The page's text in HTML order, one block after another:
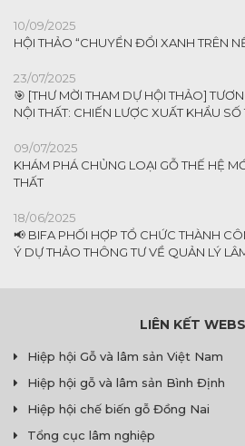
10/09/2025
HỘI THẢO “CHUYỂN ĐỔI XANH TRÊN
23/07/2025
🎯 [THƯ MỜI THAM DỰ HỘI THẢO]
NỘI THẤT: CHIẾN LƯỢC XUẤT KHẨU
09/07/2025
KHÁM PHÁ CHỦNG LOẠI GỖ THẾ HỆ
THẤT
18/06/2025
📢 BIFA PHỐI HỢP TỔ CHỨC THÀNH
Ý DỰ THẢO THÔNG TƯ VỀ QUẢN LÝ
LIÊN KẾT
Hiệp hội Gỗ và lâm sản Việt Nam
Hiệp hội gỗ và lâm sản Bình Định
Hiệp hội chế biến gỗ Đồng Nai
Tổng cục lâm nghiệp